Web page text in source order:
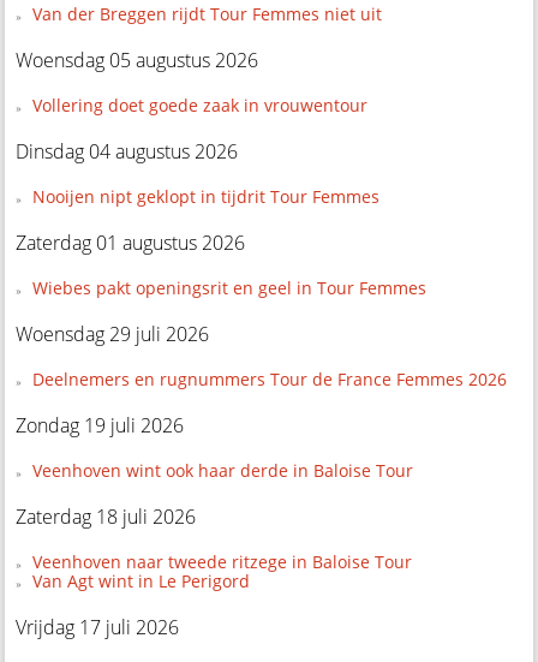
Van der Breggen rijdt Tour Femmes niet uit
Woensdag 05 augustus 2026
Vollering doet goede zaak in vrouwentour
Dinsdag 04 augustus 2026
Nooijen nipt geklopt in tijdrit Tour Femmes
Zaterdag 01 augustus 2026
Wiebes pakt openingsrit en geel in Tour Femmes
Woensdag 29 juli 2026
Deelnemers en rugnummers Tour de France Femmes 2026
Zondag 19 juli 2026
Veenhoven wint ook haar derde in Baloise Tour
Zaterdag 18 juli 2026
Veenhoven naar tweede ritzege in Baloise Tour
Van Agt wint in Le Perigord
Vrijdag 17 juli 2026